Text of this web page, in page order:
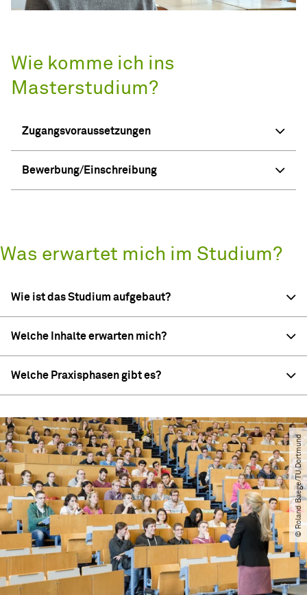
Wie komme ich ins
Masterstudium?
Zugangsvoraussetzungen
Bewerbung/Einschreibung
Was erwartet mich im Studium?
Wie ist das Studium aufgebaut?
Welche Inhalte erwarten mich?
Welche Praxisphasen gibt es?
© Roland Baege​/​TU Dortmund